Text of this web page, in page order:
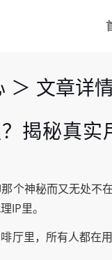
＞ 文章详
揭秘真
个神秘而又无处不
IP里。
厅里，所有人都在